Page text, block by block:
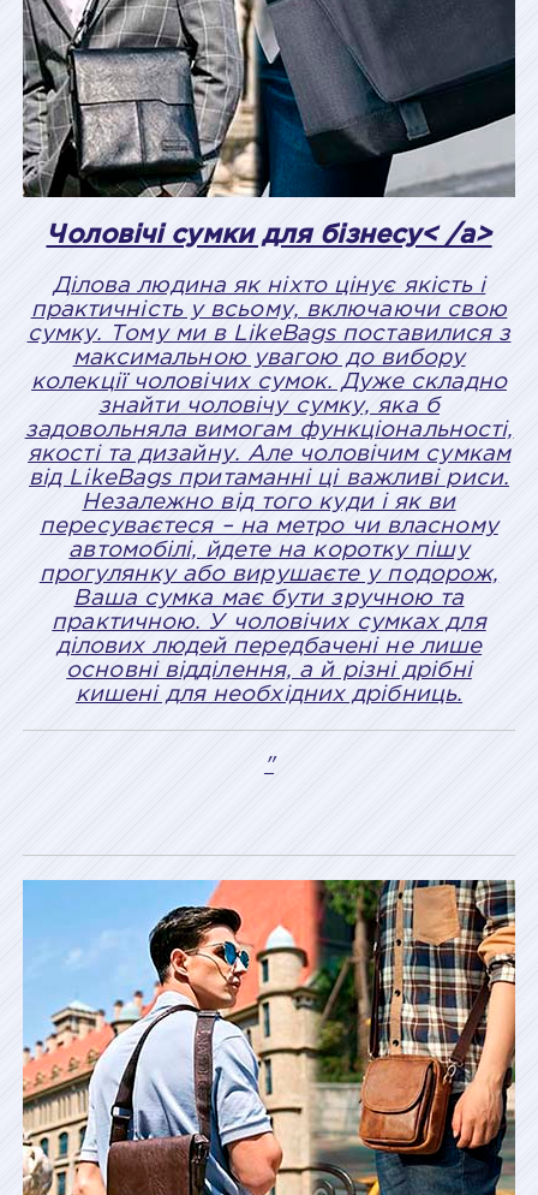
Чоловічі сумки для бізнесу< /a>
Ділова людина як ніхто цінує якість і
практичність у всьому, включаючи свою
сумку. Тому ми в LikeBags поставилися з
максимальною увагою до вибору
колекції чоловічих сумок. Дуже складно
знайти чоловічу сумку, яка б
задовольняла вимогам функціональності,
якості та дизайну. Але чоловічим сумкам
від LikeBags притаманні ці важливі риси.
Незалежно від того куди і як ви
пересуваєтеся – на метро чи власному
автомобілі, йдете на коротку пішу
прогулянку або вирушаєте у подорож,
Ваша сумка має бути зручною та
практичною. У чоловічих сумках для
ділових людей передбачені не лише
основні відділення, а й різні дрібні
кишені для необхідних дрібниць.
"